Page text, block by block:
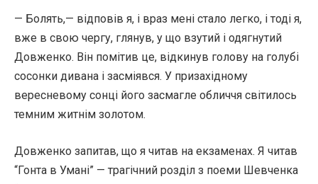
— Болять,— відповів я, і враз мені стало легко, і тоді я,
вже в свою чергу, глянув, у що взутий і одягнутий
Довженко. Він помітив це, відкинув голову на голубі
сосонки дивана і засміявся. У призахідному
вересневому сонці його засмагле обличчя світилось
темним житнім золотом.
Довженко запитав, що я читав на екзаменах. Я читав
“Гонта в Умані” — трагічний розділ з поеми Шевченка